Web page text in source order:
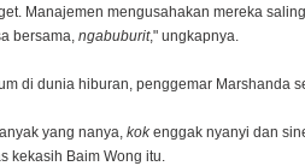
Manajemen mengusahakan mereka
bersama, ngabuburit," ungkapnya.
di dunia hiburan, penggemar Marshanda
yang nanya, kokenggak nyanyi dan
kekasih Baim Wong itu.